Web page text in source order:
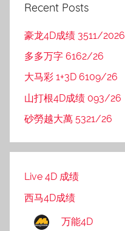
Recent Posts
豪龙4D成绩 3511/2026
多多万字 6162/26
大马彩 1+3D 6109/26
山打根4D成绩 093/26
砂勞越大萬 5321/26
Live 4D 成绩
西马4D成绩
万能4D